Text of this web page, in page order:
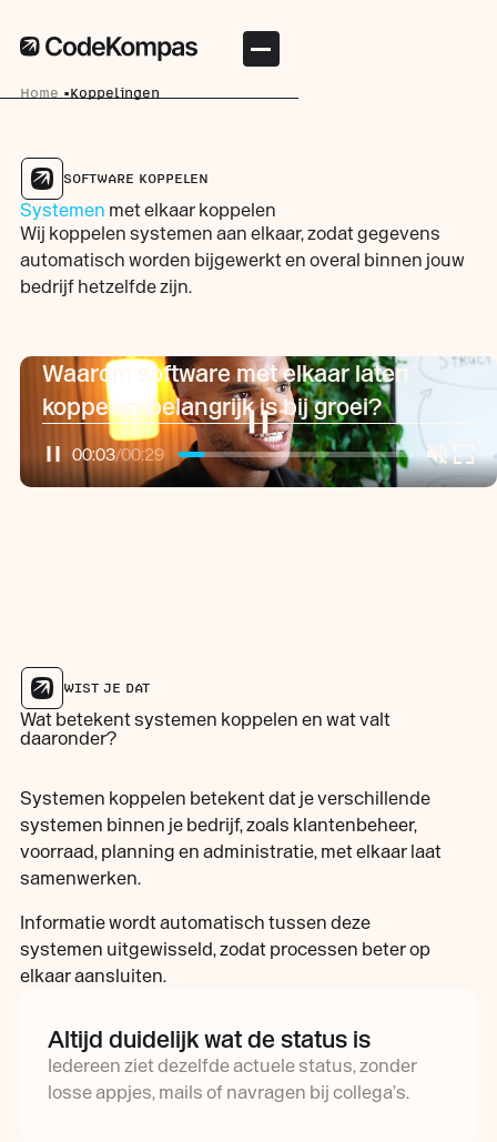
Home Koppelingen
SOFTWARE KOPPELEN
Systemen met elkaar koppelen
Wij koppelen systemen aan elkaar, zodat gegevens
automatisch worden bijgewerkt en overal binnen jouw
bedrijf hetzelfde zijn.
Waarom software met elkaar laten
koppelen belangrijk is bij groei?
00:03/00:29
WIST JE DAT
Wat betekent systemen koppelen en wat valt
daaronder?
Systemen koppelen betekent dat je verschillende
systemen binnen je bedrijf, zoals klantenbeheer,
voorraad, planning en administratie, met elkaar laat
samenwerken.
Informatie wordt automatisch tussen deze
systemen uitgewisseld, zodat processen beter op
elkaar aansluiten.
Altijd duidelijk wat de status is
Iedereen ziet dezelfde actuele status, zonder
losse appjes, mails of navragen bij collega’s.